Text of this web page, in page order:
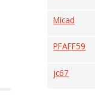
Micad
PFAFF59
jc67